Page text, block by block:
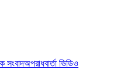
সংবাদঅপরাধবার্তা ভিডিও